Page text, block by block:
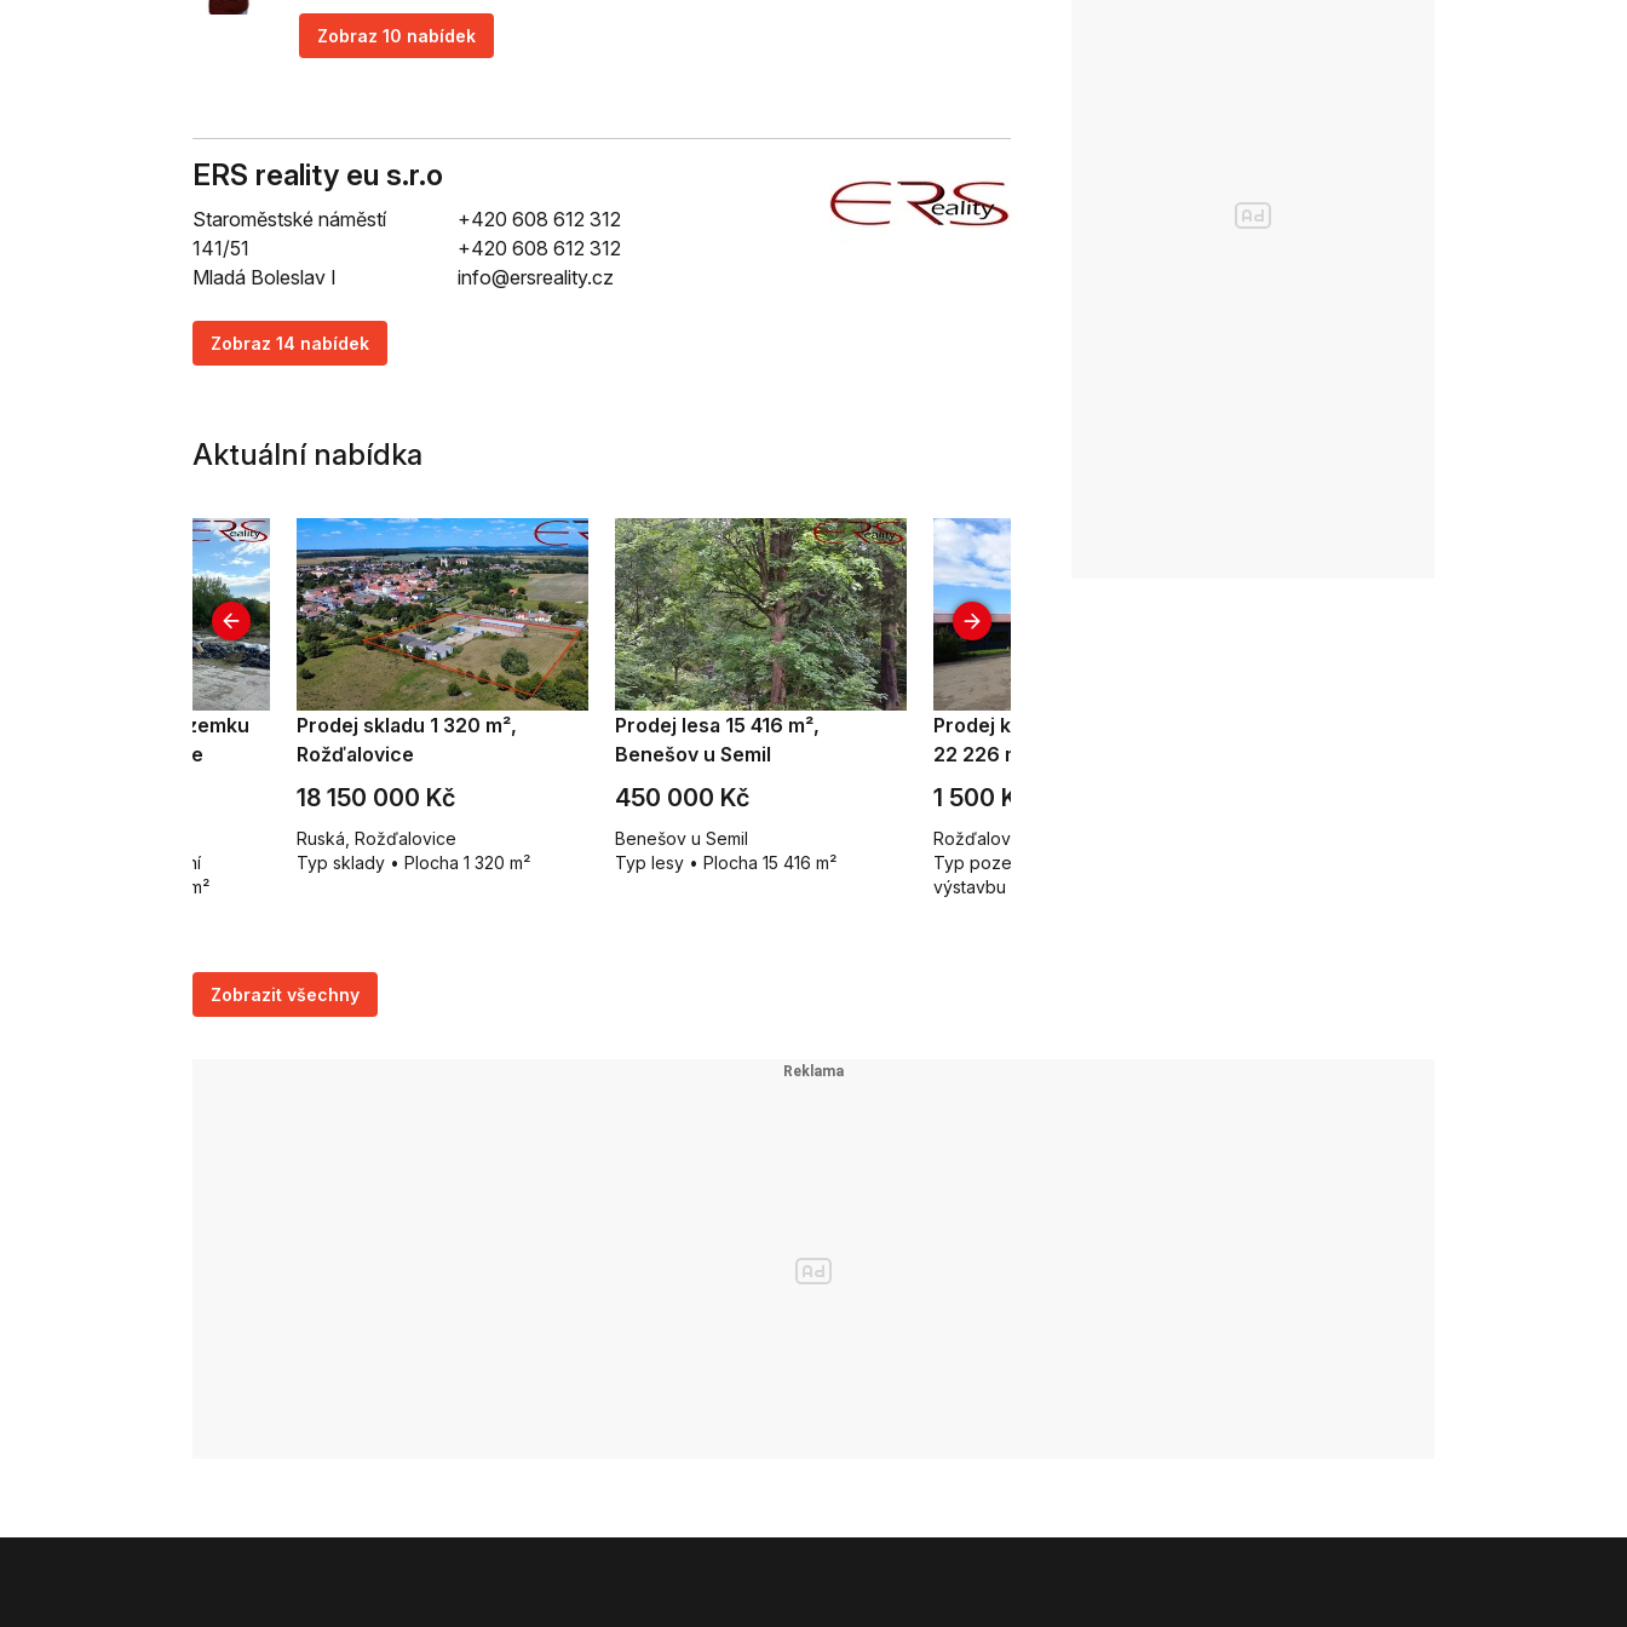
Zobraz 10 nabídek
ERS reality eu s.r.o
Staroměstské náměstí
141/51
Mladá Boleslav I
Zobraz 14 nabídek
+420 608 612 312
+420 608 612 312
info@ersreality.cz
Aktuální nabídka
komerčního pozemku
325 m², Rožďalovice
pozemky pro komerční
• Plocha 20 325 m²
Prodej skladu 1 320 m²,
Rožďalovice
18 150 000 Kč
Ruská, Rožďalovice
Typ sklady • Plocha 1 320 m²
Prodej lesa 15 416 m²,
Benešov u Semil
450 000 Kč
Benešov u Semil
Typ lesy • Plocha 15 416 m²
Prodej komerčního pozemku
22 226 m², Rožďalovice
1 500 Kč za m²
Rožďalovice
Typ pozemky pro komerční
výstavbu • Plocha 22 226 m²
Zobrazit všechny